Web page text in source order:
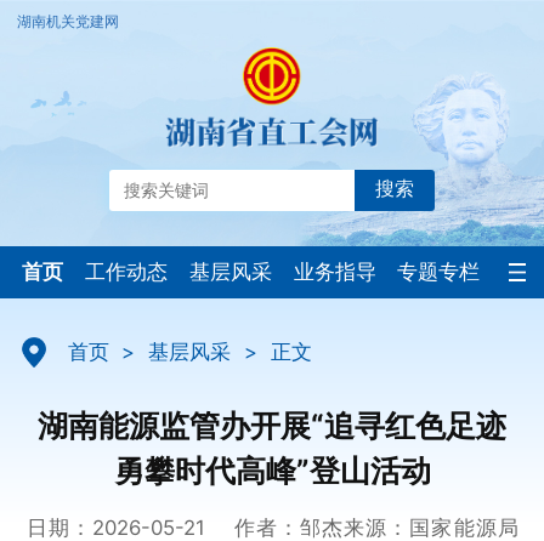
湖南机关党建网
搜索
首页 工作动态 基层风采 业务指导 专题专栏
首页 > 基层风采 > 正文
湖南能源监管办开展“追寻红色足迹
勇攀时代高峰”登山活动
日期：2026-05-21 作者：邹杰来源：国家能源局